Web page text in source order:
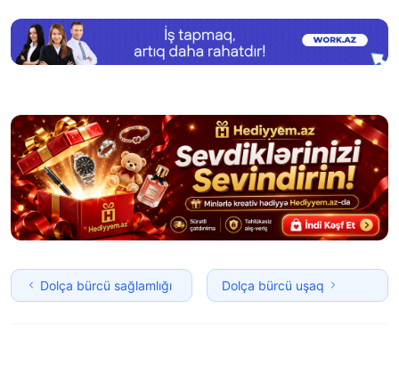
Dolça bürcü sağlamlığı Dolça bürcü uşaq